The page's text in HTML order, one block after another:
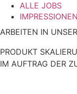
ALLE JOBS
IMPRESSIONEN
ARBEITEN IN
PRODUKT
IM AUFTRAG DER